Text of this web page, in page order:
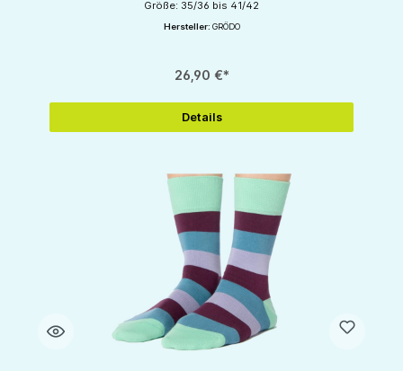
Größe: 35/36 bis 41/42
Hersteller: GRÖDO
26,90 €*
Details